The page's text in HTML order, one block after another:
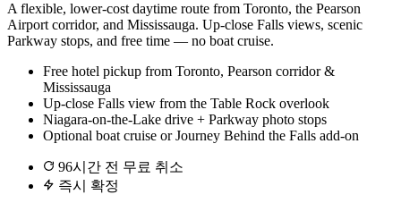
A flexible, lower-cost daytime route from Toronto, the Pearson
Airport corridor, and Mississauga. Up-close Falls views, scenic
Parkway stops, and free time — no boat cruise.
Free hotel pickup from Toronto, Pearson corridor &
Mississauga
Up-close Falls view from the Table Rock overlook
Niagara-on-the-Lake drive + Parkway photo stops
Optional boat cruise or Journey Behind the Falls add-on
96시간 전 무료 취소
즉시 확정